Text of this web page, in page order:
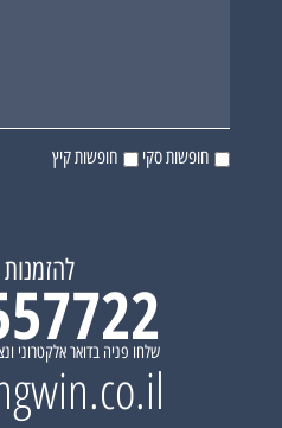
חופשות סקי חופשות קיץ
להזמנות
שלחו פניה בדואר אלקטרוני